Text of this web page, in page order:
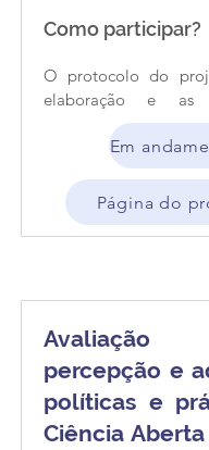
Como participar?
O protocolo do
elaboração e as
colaboração
foram definidas.
Em
Página do
percepção e
políticas e
Ciência